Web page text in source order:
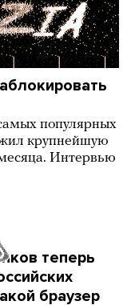
популярных
крупнейшую
Интервью
теперь
браузер